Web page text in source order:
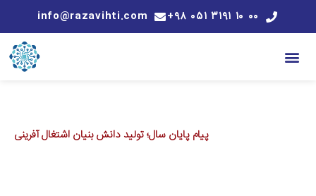
۰۰ ۱۰ ۳۱۹۱ ۰۵۱ ۹۸+ info@razavihti.com
پیام پایان سال؛ تولید دانش بنیان اشتغال آفرینی